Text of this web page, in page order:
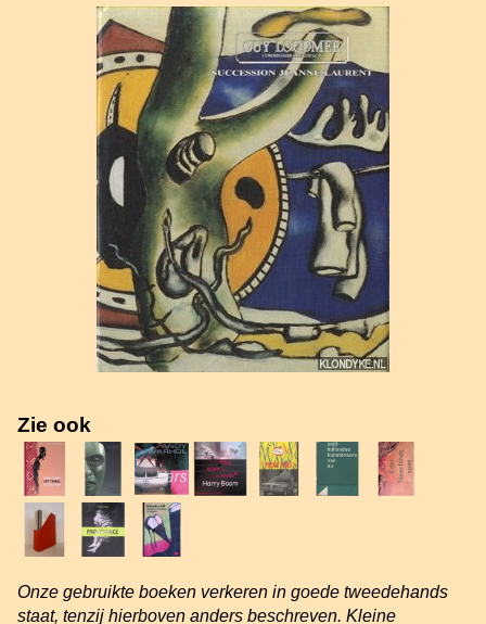
Zie ook
Onze gebruikte boeken verkeren in goede tweedehands
staat, tenzij hierboven anders beschreven. Kleine